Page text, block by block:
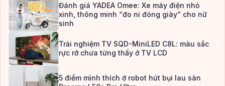
Đánh giá YADEA Omee: Xe máy điện nhỏ
xinh, thông minh “đo ni đóng giày” cho nữ
sinh
Trải nghiệm TV SQD-MiniLED C8L: màu sắc
rực rỡ chưa từng thấy ở TV LCD
5 điểm mình thích ở robot hút bụi lau sàn